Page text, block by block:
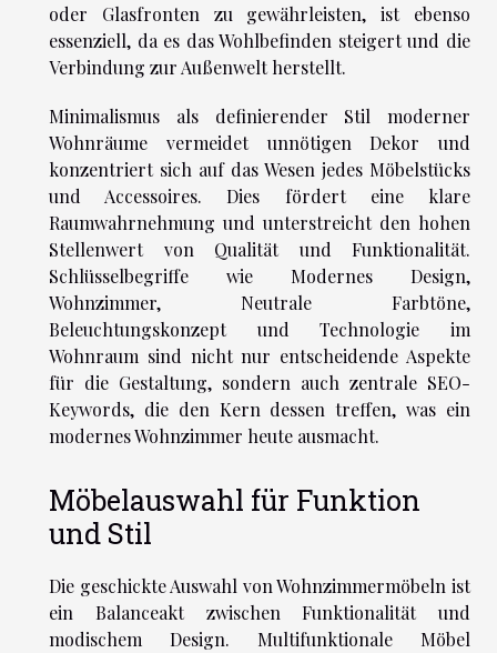
oder Glasfronten zu gewährleisten, ist ebenso
essenziell, da es das Wohlbefinden steigert und die
Verbindung zur Außenwelt herstellt.
Minimalismus als definierender Stil moderner
Wohnräume vermeidet unnötigen Dekor und
konzentriert sich auf das Wesen jedes Möbelstücks
und Accessoires. Dies fördert eine klare
Raumwahrnehmung und unterstreicht den hohen
Stellenwert von Qualität und Funktionalität.
Schlüsselbegriffe wie Modernes Design,
Wohnzimmer, Neutrale Farbtöne,
Beleuchtungskonzept und Technologie im
Wohnraum sind nicht nur entscheidende Aspekte
für die Gestaltung, sondern auch zentrale SEO-
Keywords, die den Kern dessen treffen, was ein
modernes Wohnzimmer heute ausmacht.
Möbelauswahl für Funktion
und Stil
Die geschickte Auswahl von Wohnzimmermöbeln ist
ein Balanceakt zwischen Funktionalität und
modischem Design. Multifunktionale Möbel